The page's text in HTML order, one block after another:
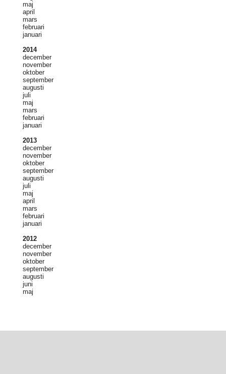
maj
april
mars
februari
januari
2014
december
november
oktober
september
augusti
juli
maj
mars
februari
januari
2013
december
november
oktober
september
augusti
juli
maj
april
mars
februari
januari
2012
december
november
oktober
september
augusti
juni
maj